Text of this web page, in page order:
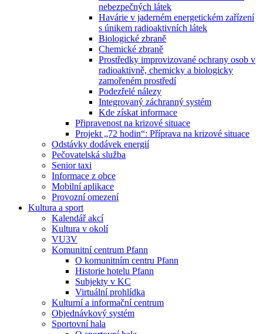
nebezpečných látek
Havárie v jaderném energetickém zařízení
s únikem radioaktivních látek
Biologické zbraně
Chemické zbraně
Prostředky improvizované ochrany osob v
radioaktivně, chemicky a biologicky
zamořeném prostředí
Podezřelé nálezy
Integrovaný záchranný systém
Kde získat informace
Připravenost na krizové situace
Projekt „72 hodin“: Příprava na krizové situace
Odstávky dodávek energií
Pečovatelská služba
Senior taxi
Informace z obce
Mobilní aplikace
Provozní omezení
Kultura a sport
Kalendář akcí
Kultura v okolí
VU3V
Komunitní centrum Pfann
O komunitním centru Pfann
Historie hotelu Pfann
Subjekty v KC
Virtuální prohlídka
Kulturní a informační centrum
Objednávkový systém
Sportovní hala